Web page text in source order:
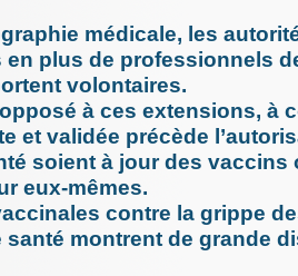
médicale, les
plus de professionnels
volontaires.
à ces extensions, à
et validée précède
soient à jour des vaccins
eux-mêmes.
contre la grippe
montrent de grande